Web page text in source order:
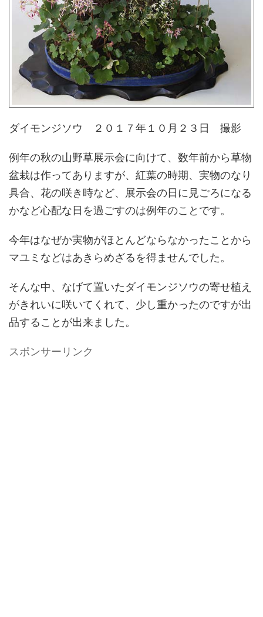
ダイモンジソウ ２０１７年１０月２３日 撮影
例年の秋の山野草展示会に向けて、数年前から草物
盆栽は作ってありますが、紅葉の時期、実物のなり
具合、花の咲き時など、展示会の日に見ごろになる
かなど心配な日を過ごすのは例年のことです。
今年はなぜか実物がほとんどならなかったことから
マユミなどはあきらめざるを得ませんでした。
そんな中、なげて置いたダイモンジソウの寄せ植え
がきれいに咲いてくれて、少し重かったのですが出
品することが出来ました。
スポンサーリンク